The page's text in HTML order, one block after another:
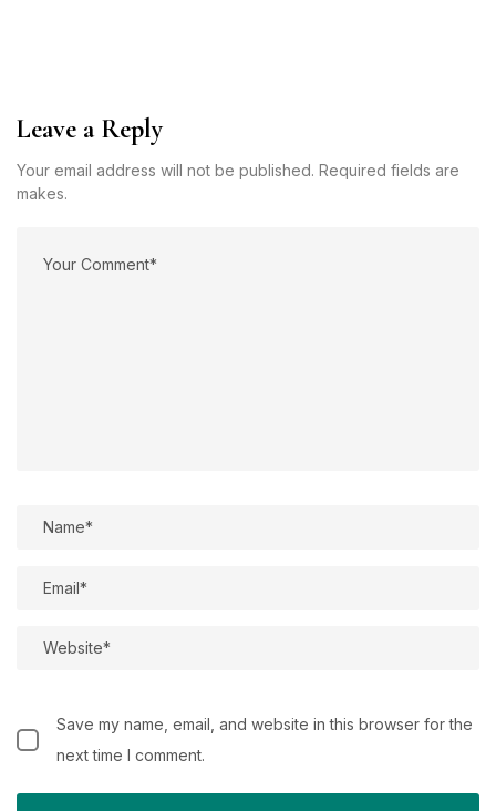
Leave a Reply
Your email address will not be published. Required fields are
makes.
Save my name, email, and website in this browser for the
next time I comment.